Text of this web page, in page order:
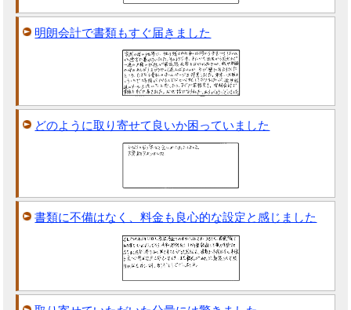
明朗会計で書類もすぐ届きました
どのように取り寄せて良いか困っていました
書類に不備はなく、料金も良心的な設定と感じました